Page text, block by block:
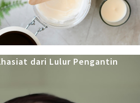
dari Lulur Pengantin